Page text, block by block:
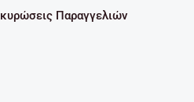
Παραγγελιών